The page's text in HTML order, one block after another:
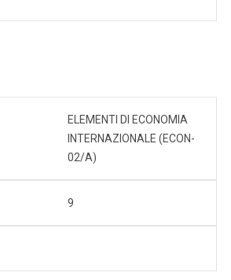
ELEMENTI DI ECONOMIA
INTERNAZIONALE (ECON-
02/A)
9